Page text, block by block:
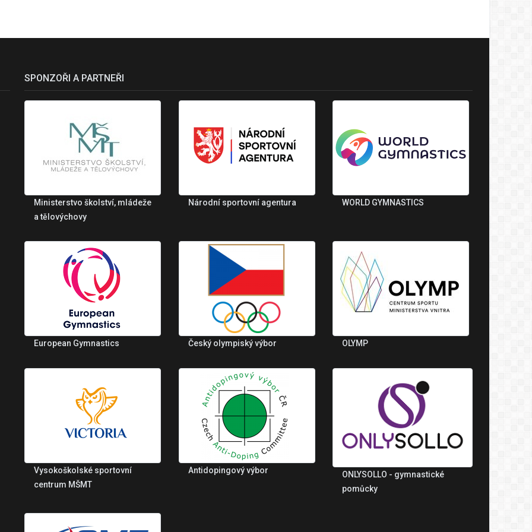
SPONZOŘI A PARTNEŘI
Ministerstvo školství, mládeže
a tělovýchovy
Národní sportovní agentura WORLD GYMNASTICS
European Gymnastics Český olympiský výbor OLYMP
Vysokoškolské sportovní
centrum MŠMT
Antidopingový výbor
ONLYSOLLO - gymnastické
pomůcky